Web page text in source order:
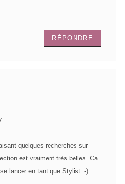
RÉPONDRE
quelques recherches sur
est vraiment très belles. Ca
lancer en tant que Stylist :-)